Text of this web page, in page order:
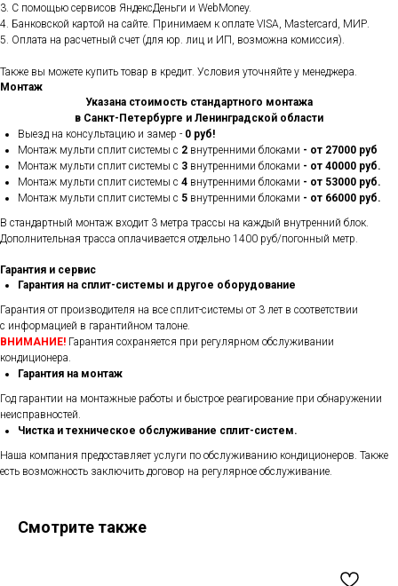
3. С помощью сервисов ЯндексДеньги и WebMoney.
4. Банковской картой на сайте. Принимаем к оплате VISA, Mastercard, МИР.
5. Оплата на расчетный счет (для юр. лиц и ИП, возможна комиссия).
Также вы можете купить товар в кредит. Условия уточняйте у менеджера.
Монтаж
Указана стоимость стандартного монтажа
в Санкт-Петербурге и Ленинградской области
Выезд на консультацию и замер - 0 руб!
Монтаж мульти сплит системы с 2 внутренними блоками - от 27000 руб
Монтаж мульти сплит системы с 3 внутренними блоками - от 40000 руб.
Монтаж мульти сплит системы с 4 внутренними блоками - от 53000 руб.
Монтаж мульти сплит системы с 5 внутренними блоками - от 66000 руб.
В стандартный монтаж входит 3 метра трассы на каждый внутренний блок.
Дополнительная трасса оплачивается отдельно 1400 руб/погонный метр.
Гарантия и сервис
Гарантия на сплит-системы и другое оборудование
Гарантия от производителя на все сплит-системы от 3 лет в соответствии
с информацией в гарантийном талоне.
ВНИМАНИЕ! Гарантия сохраняется при регулярном обслуживании
кондиционера.
Гарантия на монтаж
Год гарантии на монтажные работы и быстрое реагирование при обнаружении
неисправностей.
Чистка и техническое обслуживание сплит-систем.
Наша компания предоставляет услуги по обслуживанию кондиционеров. Также
есть возможность заключить договор на регулярное обслуживание.
Смотрите также